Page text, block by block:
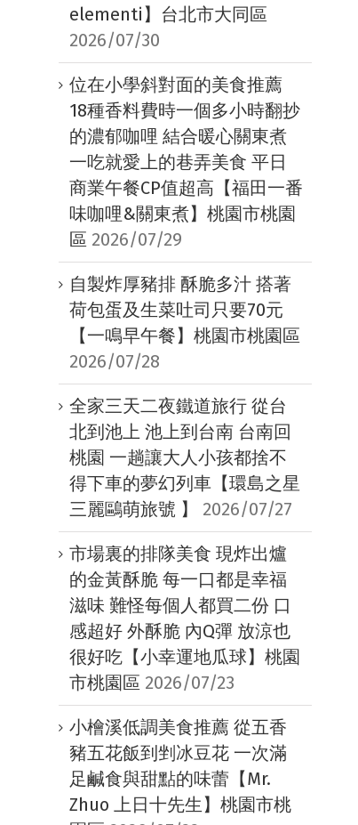
elementi】台北市大同區
2026/07/30
位在小學斜對面的美食推薦
18種香料費時一個多小時翻抄
的濃郁咖哩 結合暖心關東煮
一吃就愛上的巷弄美食 平日
商業午餐CP值超高【福田一番
味咖哩&關東煮】桃園市桃園
區 2026/07/29
自製炸厚豬排 酥脆多汁 搭著
荷包蛋及生菜吐司只要70元
【一鳴早午餐】桃園市桃園區
2026/07/28
全家三天二夜鐵道旅行 從台
北到池上 池上到台南 台南回
桃園 一趟讓大人小孩都捨不
得下車的夢幻列車【環島之星
三麗鷗萌旅號 】
2026/07/27
市場裏的排隊美食 現炸出爐
的金黃酥脆 每一口都是幸福
滋味 難怪每個人都買二份 口
感超好 外酥脆 內Q彈 放涼也
很好吃【小幸運地瓜球】桃園
市桃園區 2026/07/23
小檜溪低調美食推薦 從五香
豬五花飯到剉冰豆花 一次滿
足鹹食與甜點的味蕾【Mr.
Zhuo 上日十先生】桃園市桃